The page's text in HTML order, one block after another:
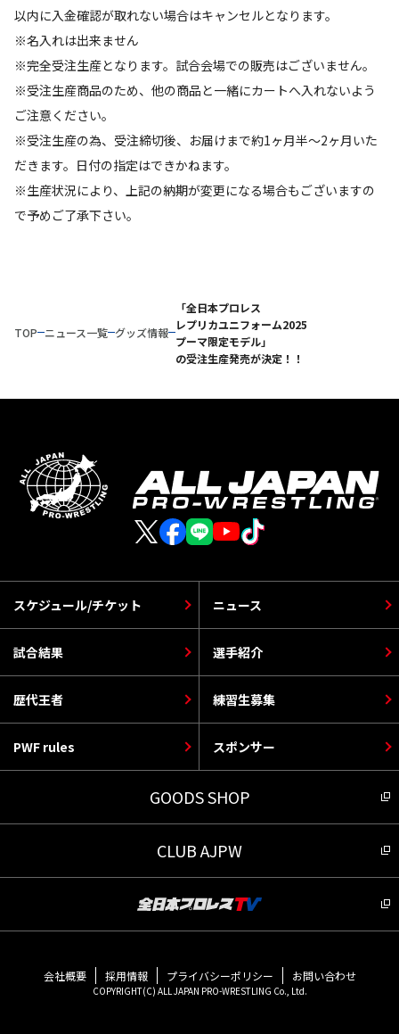
以内に入金確認が取れない場合はキャンセルとなります。
※名入れは出来ません
※完全受注生産となります。試合会場での販売はございません。
※受注生産商品のため、他の商品と一緒にカートへ入れないよう
ご注意ください。
※受注生産の為、受注締切後、お届けまで約1ヶ月半～2ヶ月いた
だきます。日付の指定はできかねます。
※生産状況により、上記の納期が変更になる場合もございますの
で予めご了承下さい。
TOP ニュース一覧 グッズ情報
「全日本プロレス
レプリカユニフォーム2025
プーマ限定モデル」
の受注生産発売が決定！！
スケジュール/チケット
選手紹介
PWF rules
ニュース
歴代王者
スポンサー
試合結果
練習生募集
GOODS SHOP
CLUB AJPW
会社概要 採用情報 プライバシーポリシー お問い合わせ
COPYRIGHT(C) ALL JAPAN PRO-WRESTLING Co., Ltd.